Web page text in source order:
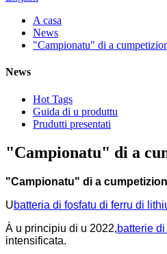
A casa
News
"Campionatu" di a
News
Hot Tags
Guida di u produttu
Prudutti presentati
"Campionatu" di a
"Campionatu" di a
Ubatteria di fosfatu di ferru di
À u principiu di u 2022,batterie
intensificata.